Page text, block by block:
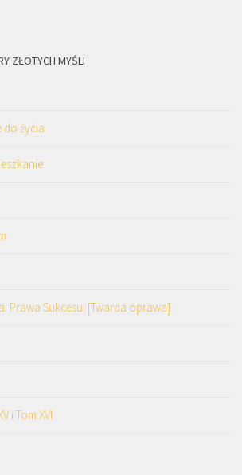
ZŁOTYCH MYŚLI
do życia
Prawa Sukcesu. [Twarda oprawa]
i Tom XVI